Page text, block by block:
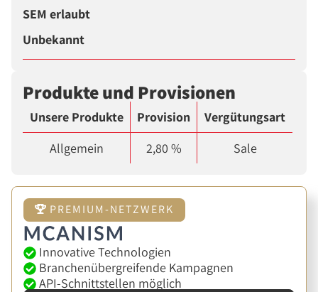
SEM erlaubt
Unbekannt
Produkte und Provisionen
Unsere Produkte Provision
Vergütungsart
Allgemein
2,80 % Sale
PREMIUM-NETZWERK
Innovative Technologien
Branchenübergreifende Kampagnen
API-Schnittstellen möglich